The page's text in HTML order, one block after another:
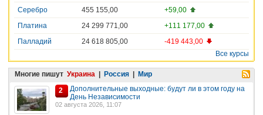
Серебро
455 155,00
+59,00
Платина
24 299 771,00
+111 177,00
Палладий
24 618 805,00
-419 443,00
Все курсы
Многие пишут Украина Россия
Мир
2
Дополнительные выходные: будут ли в этом году на
День Независимости
02 августа 2026, 11:07